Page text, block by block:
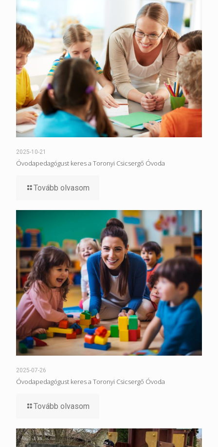
2025-10-21
Óvodapedagógust keres a Toronyi Csicsergő Óvoda
Tovább olvasom
2025-07-26
Óvodapedagógust keres a Toronyi Csicsergő Óvoda
Tovább olvasom